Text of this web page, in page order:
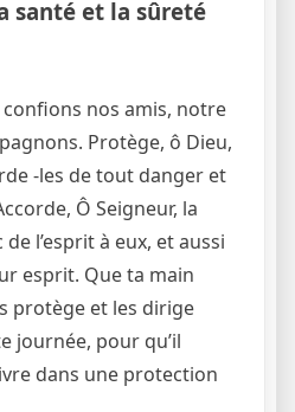
santé et la sûreté
confions nos amis, notre
Protège, ô Dieu,
-les de tout danger et
Ô Seigneur, la
l’esprit à eux, et aussi
esprit. Que ta main
protège et les dirige
journée, pour qu’il
dans une protection